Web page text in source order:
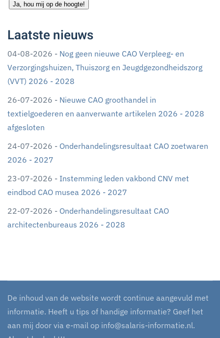
Ja, hou mij op de hoogte!
Laatste nieuws
04-08-2026 - Nog geen nieuwe CAO Verpleeg- en
Verzorgingshuizen, Thuiszorg en Jeugdgezondheidszorg
(VVT) 2026 - 2028
26-07-2026 - Nieuwe CAO groothandel in
textielgoederen en aanverwante artikelen 2026 - 2028
afgesloten
24-07-2026 - Onderhandelingsresultaat CAO zoetwaren
2026 - 2027
23-07-2026 - Instemming leden vakbond CNV met
eindbod CAO musea 2026 - 2027
22-07-2026 - Onderhandelingsresultaat CAO
architectenbureaus 2026 - 2028
De inhoud van de website wordt continue aangevuld met
informatie. Heeft u tips of handige informatie? Geef het
aan mij door via e-mail op info@salaris-informatie.nl.